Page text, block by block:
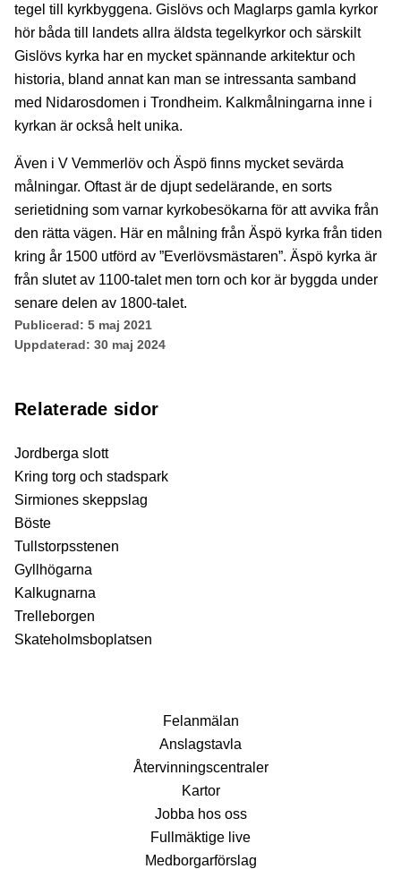
tegel till kyrkbyggena. Gislövs och Maglarps gamla kyrkor
hör båda till landets allra äldsta tegelkyrkor och särskilt
Gislövs kyrka har en mycket spännande arkitektur och
historia, bland annat kan man se intressanta samband
med Nidarosdomen i Trondheim. Kalkmålningarna inne i
kyrkan är också helt unika.
Även i V Vemmerlöv och Äspö finns mycket sevärda
målningar. Oftast är de djupt sedelärande, en sorts
serietidning som varnar kyrkobesökarna för att avvika från
den rätta vägen. Här en målning från Äspö kyrka från tiden
kring år 1500 utförd av ”Everlövsmästaren”. Äspö kyrka är
från slutet av 1100-talet men torn och kor är byggda under
senare delen av 1800-talet.
Publicerad: 5 maj 2021
Uppdaterad: 30 maj 2024
Relaterade sidor
Jordberga slott
Kring torg och stadspark
Sirmiones skeppslag
Böste
Tullstorpsstenen
Gyllhögarna
Kalkugnarna
Trelleborgen
Skateholmsboplatsen
Fel­anmälan
Anslags­tavla
Återvinnings­centraler
Kartor
Jobba hos oss
Fullmäktige live
Medborgarförslag